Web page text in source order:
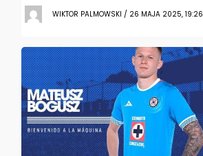
WIKTOR PALMOWSKI / 26 MAJA 2025, 19:26